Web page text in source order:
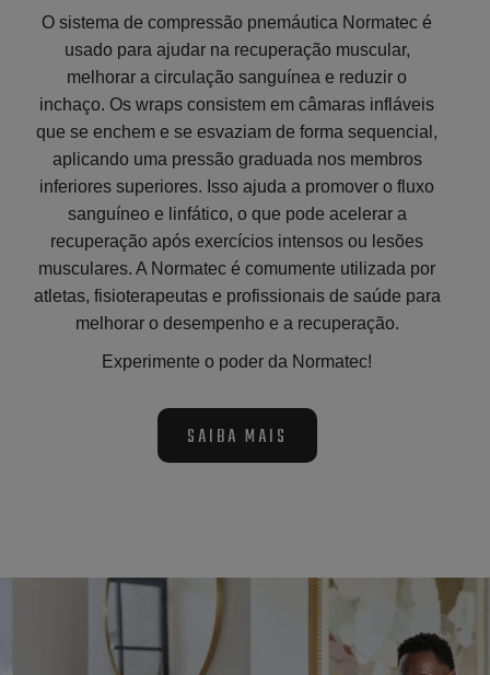
O sistema de compressão pnemáutica Normatec é
usado para ajudar na recuperação muscular,
melhorar a circulação sanguínea e reduzir o
inchaço. Os wraps consistem em câmaras infláveis
que se enchem e se esvaziam de forma sequencial,
aplicando uma pressão graduada nos membros
inferiores superiores. Isso ajuda a promover o fluxo
sanguíneo e linfático, o que pode acelerar a
recuperação após exercícios intensos ou lesões
musculares. A Normatec é comumente utilizada por
atletas, fisioterapeutas e profissionais de saúde para
melhorar o desempenho e a recuperação.
Experimente o poder da Normatec!
SAIBA MAIS